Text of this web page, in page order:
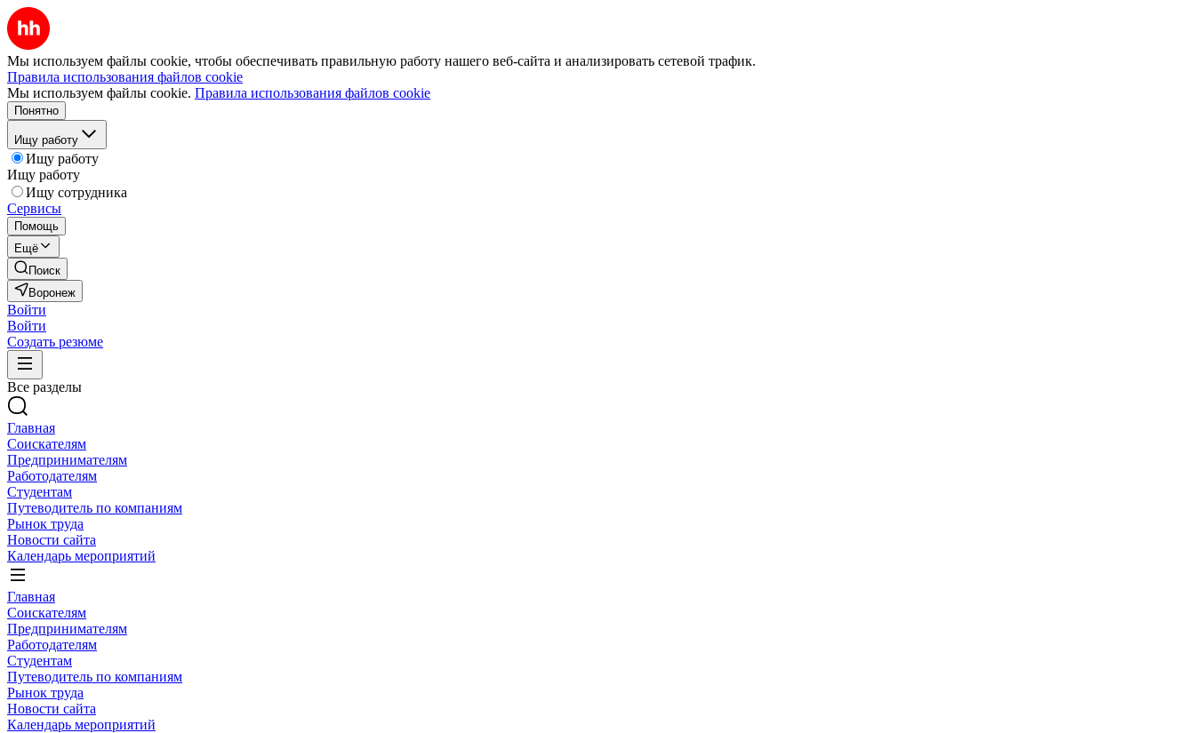
Мы используем файлы cookie, чтобы обеспечивать правильную работу нашего веб-сайта и анализировать сетевой трафик.
Правила использования файлов cookie
Мы используем файлы cookie. Правила использования файлов cookie
Понятно
Ищу работу
Ищу работу
Ищу работу
Ищу сотрудника
Сервисы
Помощь
Ещё
Поиск
Воронеж
Войти
Войти
Создать резюме
Все разделы
Главная
Соискателям
Предпринимателям
Работодателям
Студентам
Путеводитель по компаниям
Рынок труда
Новости сайта
Календарь мероприятий
Главная
Соискателям
Предпринимателям
Работодателям
Студентам
Путеводитель по компаниям
Рынок труда
Новости сайта
Календарь мероприятий